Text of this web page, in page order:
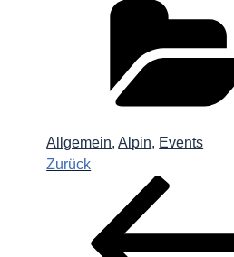
Allgemein,Alpin, Events
Beitragsnavigation
Vorheriger
Zurück